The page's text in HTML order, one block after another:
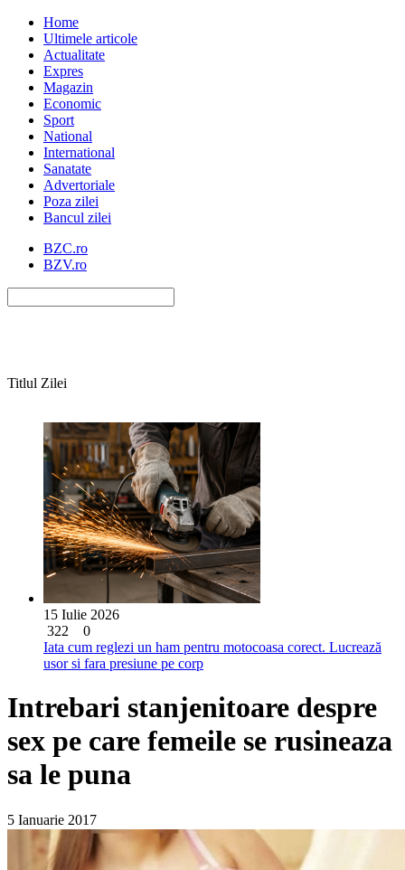
Home
Ultimele articole
Actualitate
Expres
Magazin
Economic
Sport
National
International
Sanatate
Advertoriale
Poza zilei
Bancul zilei
BZC.ro
BZV.ro
Titlul Zilei
15 Iulie 2026
322
0
Iata cum reglezi un ham pentru motocoasa corect. Lucrează
usor si fara presiune pe corp
Intrebari stanjenitoare despre
sex pe care femeile se rusineaza
sa le puna
5 Ianuarie 2017